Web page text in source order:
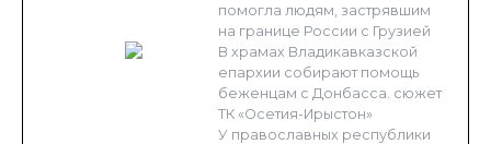
помогла людям, застрявшим
на границе России с Грузией
В храмах Владикавказской
епархии собирают помощь
беженцам с Донбасса. сюжет
ТК «Осетия-Ирыстон»
У православных республики